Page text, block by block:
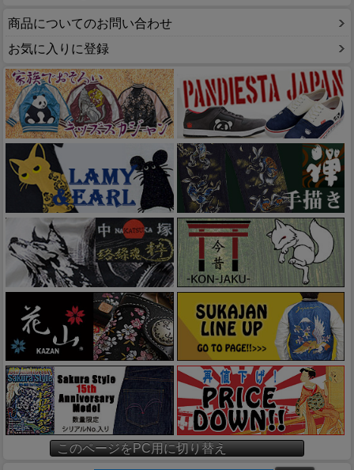
商品についてのお問い合わせ
お気に入りに登録
このページをPC用に切り替え